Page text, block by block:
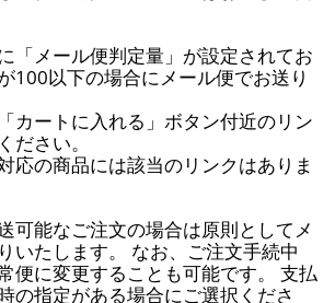
「メール便判定量」が設定されてお
100以下の場合にメール便でお送り
カートに入れる」ボタン付近のリン
ださい。
応の商品には該当のリンクはありま
可能なご注文の場合は原則としてメ
いたします。 なお、ご注文手続中
便に変更することも可能です。 支払
の指定がある場合にご選択くださ